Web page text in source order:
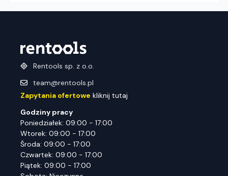
Rentools sp. z o.o.
team@rentools.pl
Zapytania ofertowe kliknij tutaj
Godziny pracy
Poniedziałek: 09:00 - 17:00
Wtorek: 09:00 - 17:00
Środa: 09:00 - 17:00
Czwartek: 09:00 - 17:00
Piątek: 09:00 - 17:00